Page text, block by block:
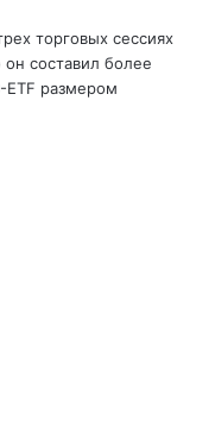
торговых сессиях
составил более
ETF размером